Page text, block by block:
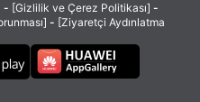
- [Gizlilik ve Çerez Politikası] -
- [Ziyaretçi Aydınlatma